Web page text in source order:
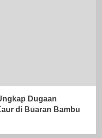
Dugaan
di Buaran Bambu